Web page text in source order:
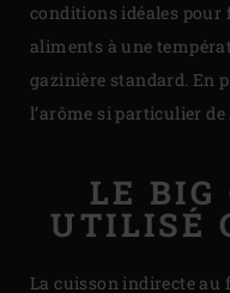
conditions idéales pour
aliments à une
gazinière standard. En
l’arôme si particulier de
LE BIG
UTILISÉ
La cuisson indirecte au